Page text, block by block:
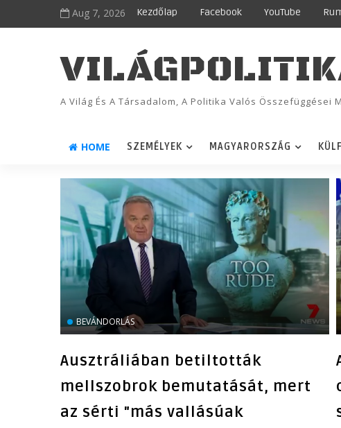
Aug 7, 2026 Kezdőlap Facebook YouTube
A Világ És A Társadalom, A Politika Valós Összefüggései
HOME SZEMÉLYEK MAGYARORSZÁG
BEVÁNDORLÁS
Ausztráliában betiltották
mellszobrok bemutatását, mert
az sérti "más vallásúak